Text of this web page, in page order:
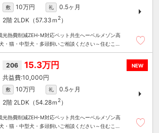
敷 10万円 礼
0.5ヶ月
2階 2LDK（57.33ｍ2）
光熱費削減ZEH-M対応ペット共生へーベルメゾン高
・猫・中型犬・多頭飼いご相談ください～住むこと
NEW
206 15.3万円
10,000円
敷 10万円 礼
0.5ヶ月
2階 2LDK（54.28ｍ2）
光熱費削減ZEH-M対応ペット共生へーベルメゾン高
・猫・中型犬・多頭飼いご相談ください～住むこと